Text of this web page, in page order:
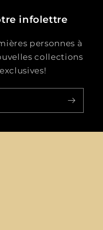
infolettre
personnes à
collections